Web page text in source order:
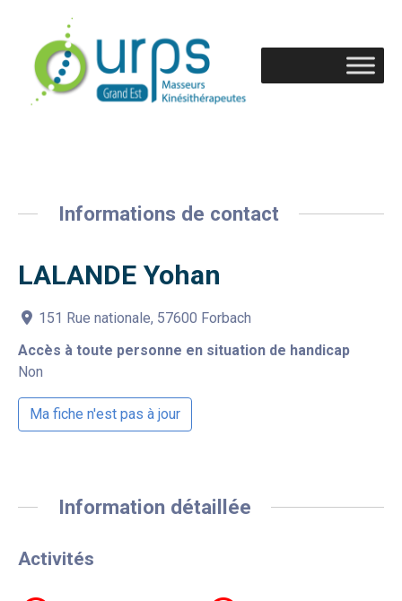
Informations de contact
LALANDE Yohan
151 Rue nationale, 57600 Forbach
Accès à toute personne en situation de handicap
Non
Ma fiche n'est pas à jour
Information détaillée
Activités